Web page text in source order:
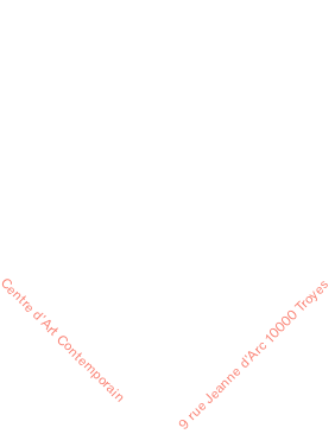
Centre d’Art Contemporain 9 rue Jeanne d’Arc 10000 Troyes